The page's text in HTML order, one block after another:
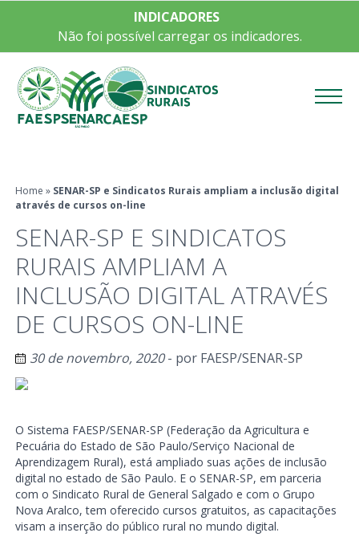
INDICADORES
Não foi possível carregar os indicadores.
Home » SENAR-SP e Sindicatos Rurais ampliam a inclusão digital
através de cursos on-line
SENAR-SP E SINDICATOS
RURAIS AMPLIAM A
INCLUSÃO DIGITAL ATRAVÉS
DE CURSOS ON-LINE
30 de novembro, 2020- por FAESP/SENAR-SP
O Sistema FAESP/SENAR-SP (Federação da Agricultura e
Pecuária do Estado de São Paulo/Serviço Nacional de
Aprendizagem Rural), está ampliado suas ações de inclusão
digital no estado de São Paulo. E o SENAR-SP, em parceria
com o Sindicato Rural de General Salgado e com o Grupo
Nova Aralco, tem oferecido cursos gratuitos, as capacitações
visam a inserção do público rural no mundo digital.